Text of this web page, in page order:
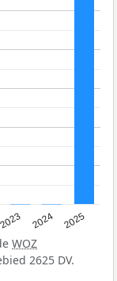
2023 2024 2025
WOZ
2625 DV.